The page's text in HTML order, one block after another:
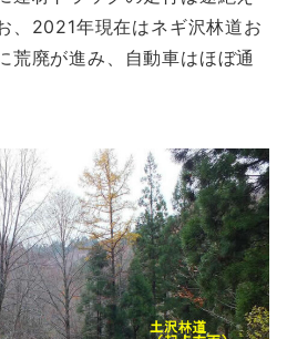
、2021年現在はネギ沢林道お
荒廃が進み、自動車はほぼ通